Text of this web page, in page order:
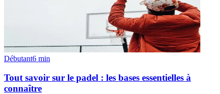
Débutant6 min
Tout savoir sur le padel : les bases essentielles à
connaître